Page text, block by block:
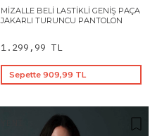
MIZALLE BELI LASTIKLI GENIŞ PAÇA
JAKARLI TURUNCU PANTOLON
1.299,99 TL
Sepette 909,99 TL